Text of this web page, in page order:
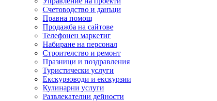
Счетоводство и данъци
Правна помощ
Продажба на сайтове
Телефонен маркетиг
Набиране на персонал
Строителство и ремонт
Празници и поздравления
Туристически услуги
Екскурзоводи и екскурзии
Кулинарни услуги
Развлекателни дейности